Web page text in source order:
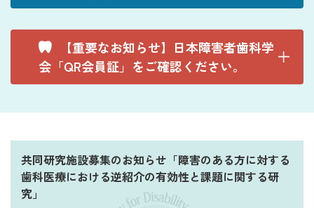
【重要なお知らせ】日本障害者歯科学
会「QR会員証」をご確認ください。
共同研究施設募集のお知らせ「障害のある方に対する
歯科医療における逆紹介の有効性と課題に関する研
究」